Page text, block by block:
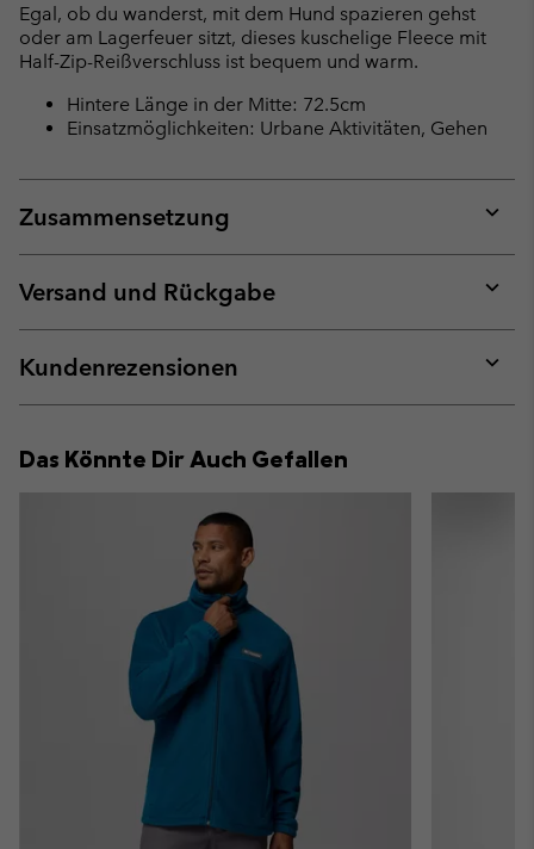
Egal, ob du wanderst, mit dem Hund spazieren gehst
oder am Lagerfeuer sitzt, dieses kuschelige Fleece mit
Half-Zip-Reißverschluss ist bequem und warm.
Hintere Länge in der Mitte: 72.5cm
Einsatzmöglichkeiten: Urbane Aktivitäten, Gehen
Zusammensetzung
or
Versand und Rückgabe
or
Kundenrezensionen
or
Das Könnte Dir Auch Gefallen